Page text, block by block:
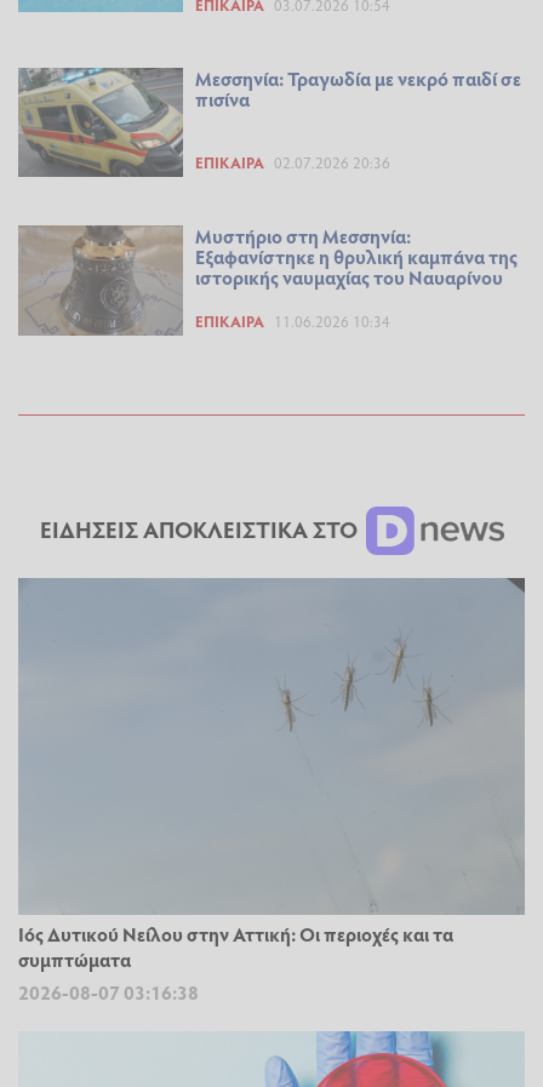
Μεσσηνία: Τραγωδία με νεκρό παιδί σε
πισίνα
ΕΠΊΚΑΙΡΑ 02.07.2026 20:36
Μυστήριο στη Μεσσηνία:
Εξαφανίστηκε η θρυλική καμπάνα της
ιστορικής ναυμαχίας του Ναυαρίνου
ΕΠΊΚΑΙΡΑ 11.06.2026 10:34
ΕΙΔΗΣΕΙΣ ΑΠΟΚΛΕΙΣΤΙΚΑ ΣΤΟ
Ιός Δυτικού Νείλου στην Αττική: Οι περιοχές και τα
συμπτώματα
2026-08-07 03:16:38